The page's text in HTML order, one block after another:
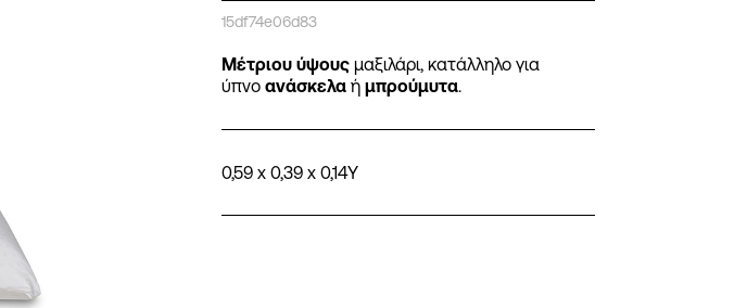
15df74e06d83
Μέτριου ύψους μαξιλάρι, κατάλληλο για
ύπνο ανάσκελα ή μπρούμυτα.
0,59 x 0,39 x 0,14Y